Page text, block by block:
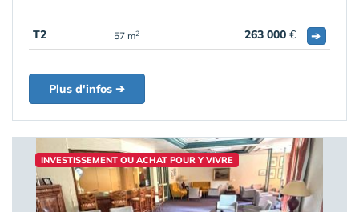
T2 57 m2 263 000 € ➔
Plus d'infos ➔
INVESTISSEMENT OU ACHAT POUR Y VIVRE